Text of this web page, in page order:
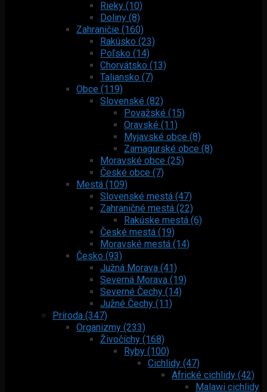
Rieky (10)
Doliny (8)
Zahraničie (160)
Rakúsko (23)
Poľsko (14)
Chorvátsko (13)
Taliansko (7)
Obce (119)
Slovenské (82)
Považské (15)
Oravské (11)
Myjavské obce (8)
Zamagurské obce (8)
Moravské obce (25)
České obce (7)
Mestá (109)
Slovenské mestá (47)
Zahraničné mestá (22)
Rakúske mestá (6)
České mestá (19)
Moravské mestá (14)
Česko (93)
Južná Morava (41)
Severná Morava (19)
Severné Čechy (14)
Južné Čechy (11)
Príroda (347)
Organizmy (233)
Živočíchy (168)
Ryby (100)
Cichlidy (47)
Africké cichlidy (42)
Malawi cichlidy